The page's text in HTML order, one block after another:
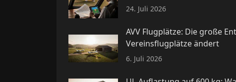
24. Juli 2026
AVV Flugplätze: Die große
Vereinsflugplätze ändert
6. Juli 2026